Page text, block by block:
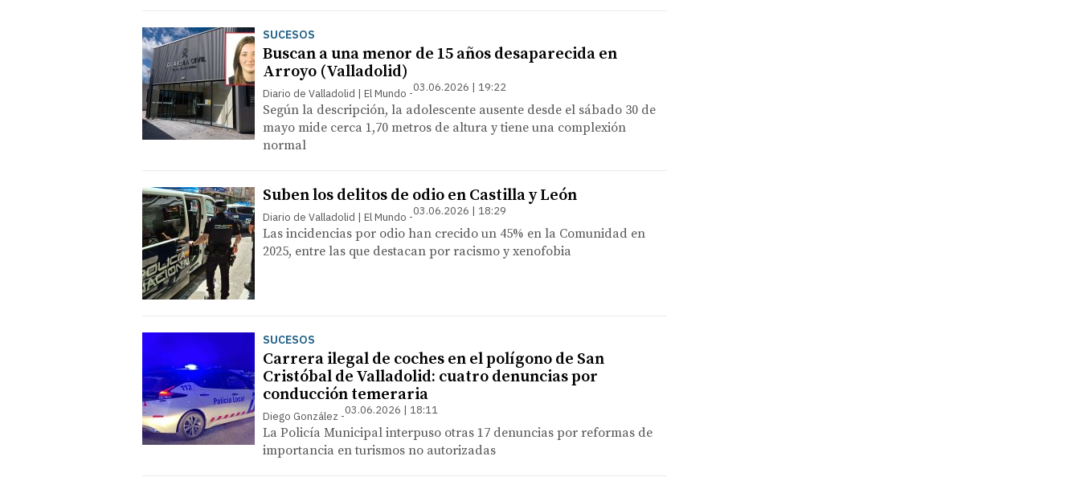
SUCESOS
Buscan a una menor de 15 años desaparecida en
Arroyo (Valladolid)
Diario de Valladolid | El Mundo 03.06.2026 | 19:22
Según la descripción, la adolescente ausente desde el sábado 30 de
mayo mide cerca 1,70 metros de altura y tiene una complexión
normal
Suben los delitos de odio en Castilla y León
Diario de Valladolid | El Mundo 03.06.2026 | 18:29
Las incidencias por odio han crecido un 45% en la Comunidad en
2025, entre las que destacan por racismo y xenofobia
SUCESOS
Carrera ilegal de coches en el polígono de San
Cristóbal de Valladolid: cuatro denuncias por
conducción temeraria
Diego González 03.06.2026 | 18:11
La Policía Municipal interpuso otras 17 denuncias por reformas de
importancia en turismos no autorizadas